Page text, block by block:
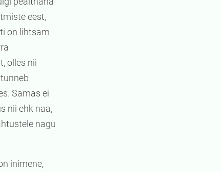
eest,
on lihtsam
olles nii
Samas ei
nii ehk naa,
nagu
inimene,